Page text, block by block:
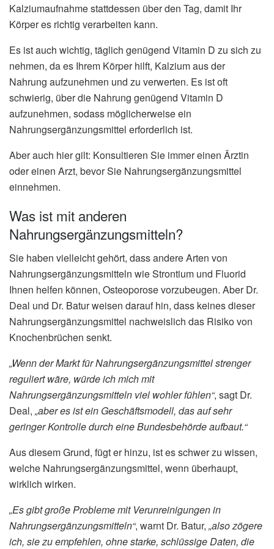
Kalziumaufnahme stattdessen über den Tag, damit Ihr
Körper es richtig verarbeiten kann.
Es ist auch wichtig, täglich genügend Vitamin D zu sich zu
nehmen, da es Ihrem Körper hilft, Kalzium aus der
Nahrung aufzunehmen und zu verwerten. Es ist oft
schwierig, über die Nahrung genügend Vitamin D
aufzunehmen, sodass möglicherweise ein
Nahrungsergänzungsmittel erforderlich ist.
Aber auch hier gilt: Konsultieren Sie immer einen Ärztin
oder einen Arzt, bevor Sie Nahrungsergänzungsmittel
einnehmen.
Was ist mit anderen
Nahrungsergänzungsmitteln?
Sie haben vielleicht gehört, dass andere Arten von
Nahrungsergänzungsmitteln wie Strontium und Fluorid
Ihnen helfen können, Osteoporose vorzubeugen. Aber Dr.
Deal und Dr. Batur weisen darauf hin, dass keines dieser
Nahrungsergänzungsmittel nachweislich das Risiko von
Knochenbrüchen senkt.
„Wenn der Markt für Nahrungsergänzungsmittel strenger
reguliert wäre, würde ich mich mit
Nahrungsergänzungsmitteln viel wohler fühlen“, sagt Dr.
Deal, „aber es ist ein Geschäftsmodell, das auf sehr
geringer Kontrolle durch eine Bundesbehörde aufbaut.“
Aus diesem Grund, fügt er hinzu, ist es schwer zu wissen,
welche Nahrungsergänzungsmittel, wenn überhaupt,
wirklich wirken.
„Es gibt große Probleme mit Verunreinigungen in
Nahrungsergänzungsmitteln“, warnt Dr. Batur, „also zögere
ich, sie zu empfehlen, ohne starke, schlüssige Daten, die